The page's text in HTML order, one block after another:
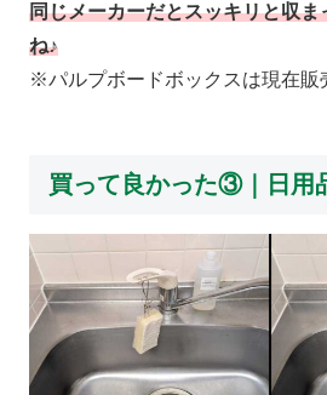
同じメーカーだとスッキリと収
ね♪
※パルプボードボックスは現在販
買って良かった③｜日用